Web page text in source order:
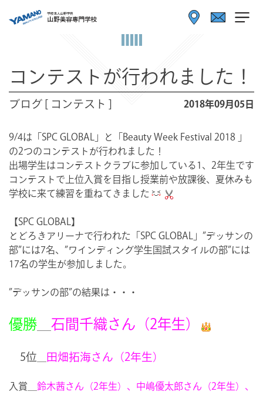
コンテストが行われました！
ブログ [ コンテスト ] 2018年09月05日
9/4は「SPC GLOBAL」と「Beauty Week Festival 2018 」
の2つのコンテストが行われました！
出場学生はコンテストクラブに参加している1、2年生です
コンテストで上位入賞を目指し授業前や放課後、夏休みも
学校に来て練習を重ねてきました
【SPC GLOBAL】
とどろきアリーナで行われた「SPC GLOBAL」”デッサンの
部”には7名、”ワインディング学生国試スタイルの部”には
17名の学生が参加しました。
”デッサンの部”の結果は・・・
優勝 石間千織さん（2年生）
5位 田畑拓海さん（2年生）
入賞＿ 鈴木茜さん（2年生）、中嶋優太郎さん（2年生）、